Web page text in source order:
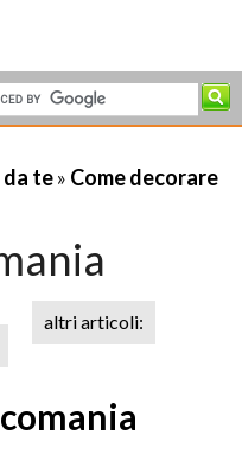
da te» Come decorare
altri articoli: